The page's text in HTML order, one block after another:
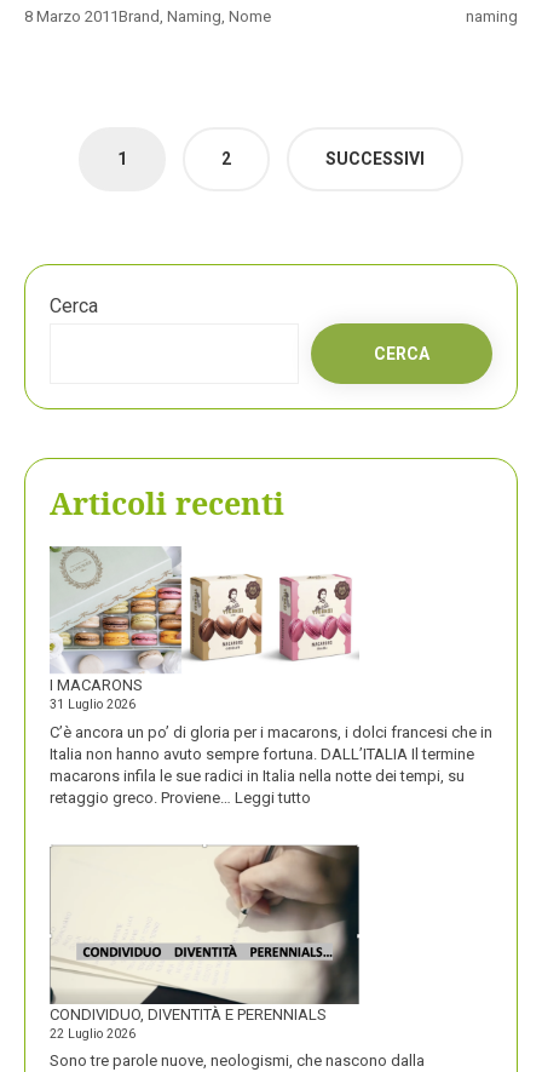
8 Marzo 2011 naming
Brand, Naming, Nome
Paginazione
1 2 SUCCESSIVI
Cerca
CERCA
Articoli recenti
I MACARONS
31 Luglio 2026
C’è ancora un po’ di gloria per i macarons, i dolci francesi che in
Italia non hanno avuto sempre fortuna. DALL’ITALIA Il termine
macarons infila le sue radici in Italia nella notte dei tempi, su
retaggio greco. Proviene… Leggi tutto
CONDIVIDUO, DIVENTITÀ E PERENNIALS
22 Luglio 2026
Sono tre parole nuove, neologismi, che nascono dalla